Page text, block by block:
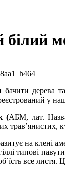
дерева
у
(АБМ, лат.
трав’янистих,
на клені
типові
все